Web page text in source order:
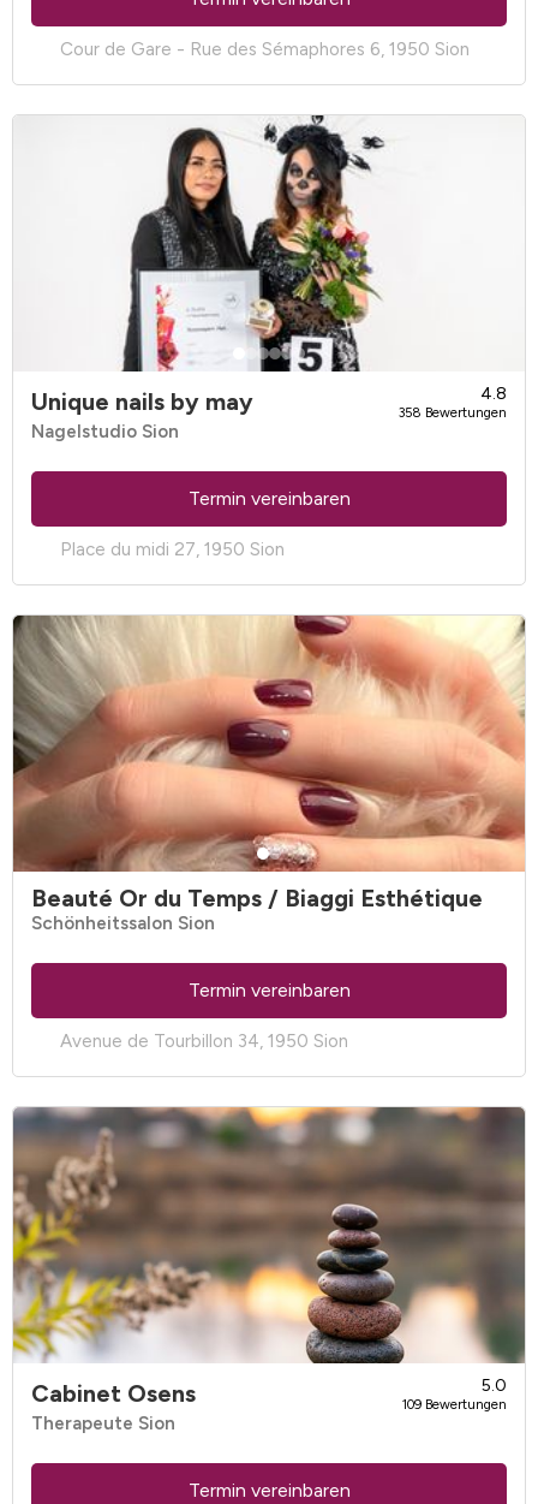
Cour de Gare - Rue des Sémaphores 6, 1950 Sion
Unique nails by may 4.8
358 Bewertungen
Nagelstudio Sion
Place du midi 27, 1950 Sion
Termin vereinbaren
Beauté Or du Temps / Biaggi Esthétique
Schönheitssalon Sion
Avenue de Tourbillon 34, 1950 Sion
Termin vereinbaren
Cabinet Osens 5.0
109 Bewertungen
Therapeute Sion
Termin vereinbaren